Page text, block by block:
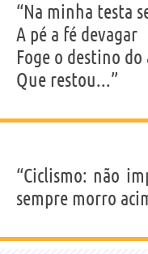
“Na minha testa
A pé a fé devagar
Foge o destino do
Que restou...”
“Ciclismo: não
sempre morro